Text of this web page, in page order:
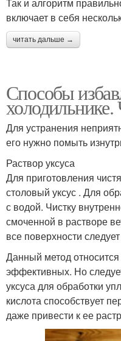
Так и алгоритм
включает в себя
читать дальше →
Способы
Для устранения
его нужно помыть
Раствор уксуса
Для приготовления
столовый уксус . Для
с водой. Чистку
смоченной в растворе
все поверхности
Данный метод
эффективных. Но
уксуса для обработки
кислота способствует
даже привести к ее